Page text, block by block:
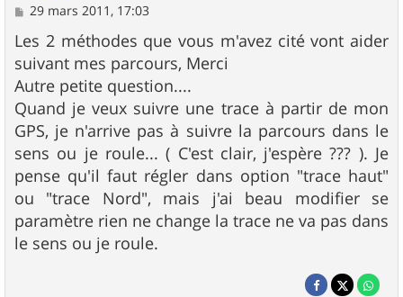
M
s
s
a
g
e
29 mars 2011, 17:03
Les 2 méthodes que vous m'avez cité vont aider
suivant mes parcours, Merci
Autre petite question....
Quand je veux suivre une trace à partir de mon
GPS, je n'arrive pas à suivre la parcours dans le
sens ou je roule... ( C'est clair, j'espère ??? ). Je
pense qu'il faut régler dans option "trace haut"
ou "trace Nord", mais j'ai beau modifier se
paramètre rien ne change la trace ne va pas dans
le sens ou je roule.